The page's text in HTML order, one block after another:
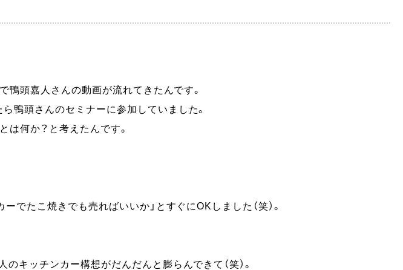
頭嘉人さんの動画が流れてきたんです。
鴨頭さんのセミナーに参加していました。
は何か？と考えたんです。
でたこ焼きでも売ればいいか」とすぐにOKしました（笑）。
キッチンカー構想がだんだんと膨らんできて（笑）。